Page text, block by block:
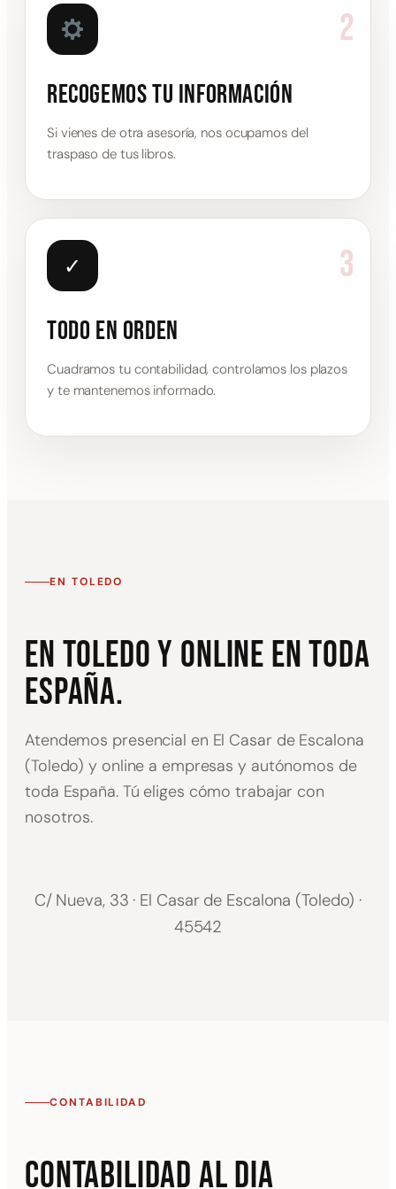
2
Recogemos tu información
Si vienes de otra asesoría, nos ocupamos del
traspaso de tus libros.
3
✓
Todo en orden
Cuadramos tu contabilidad, controlamos los plazos
y te mantenemos informado.
EN TOLEDO
En Toledo y online en toda
España.
Atendemos presencial en El Casar de Escalona
(Toledo) y online a empresas y autónomos de
toda España. Tú eliges cómo trabajar con
nosotros.
C/ Nueva, 33 · El Casar de Escalona (Toledo) ·
45542
CONTABILIDAD
Contabilidad al dia